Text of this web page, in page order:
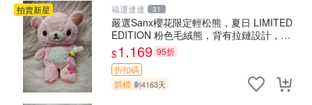
拍賣新星 福運連連 31
嚴選Sanx櫻花限定輕松熊，夏日 LIMITED
EDITION 粉色毛絨熊，背有拉鏈設計，肚
內填充豆袋，精致工藝呈現，狀態如新，
適合收藏與送人 櫻花、
$1,169 95折
折扣碼
競標 剩4163天